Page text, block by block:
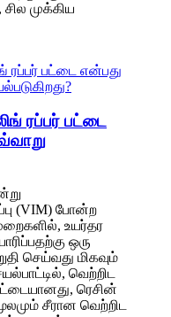
முக்கிய
ரப்பர் பட்டை
(VIM) போன்ற
உயர்தர
ஒரு
செய்வது மிகவும்
வெற்றிட
ரெசின்
சீரான வெற்றிட